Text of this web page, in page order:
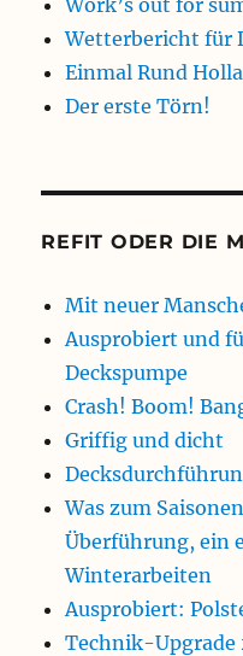
Work’s out for
Wetterbericht für
Einmal Rund
Der erste Törn!
REFIT ODER DIE
Mit neuer
Ausprobiert und
Deckspumpe
Crash! Boom!
Griffig und dicht
Was zum
Überführung, ein
Winterarbeiten
Ausprobiert:
Technik-Upgrade